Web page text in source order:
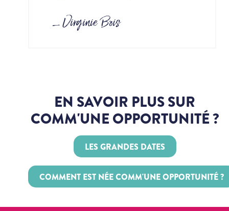
_ Virginie Bois
EN SAVOIR PLUS SUR
COMM'UNE OPPORTUNITÉ ?
LES GRANDES DATES
COMMENT EST NÉE COMM'UNE OPPORTUNITÉ ?